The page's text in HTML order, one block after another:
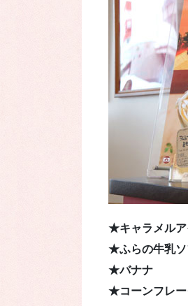
★キャラメルア
★ふらの牛乳ソ
★バナナ
★コーンフレー